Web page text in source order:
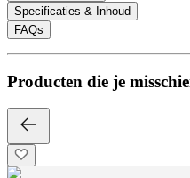
Specificaties & Inhoud
FAQs
Producten die je